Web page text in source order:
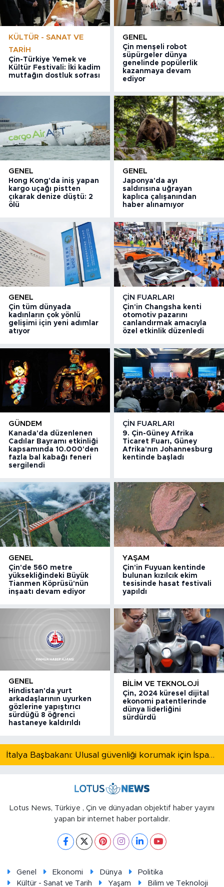
KÜLTÜR - SANAT VE
TARIH
Çin-Türkiye Yemek ve
Kültür Festivali: İki kadim
mutfağın dostluk sofrası
GENEL
Çin menşeli robot
süpürgeler dünya
genelinde popülerlik
kazanmaya devam
ediyor
GENEL
Hong Kong'da iniş yapan
kargo uçağı pistten
çıkarak denize düştü: 2
ölü
GENEL
Japonya'da ayı
saldırısına uğrayan
kaplıca çalışanından
haber alınamıyor
GENEL
Çin tüm dünyada
kadınların çok yönlü
gelişimi için yeni adımlar
atıyor
ÇIN FUARLARI
Çin'in Changsha kenti
otomotiv pazarını
canlandırmak amacıyla
özel etkinlik düzenledi
GÜNDEM
Kanada'da düzenlenen
Cadılar Bayramı etkinliği
kapsamında 10.000'den
fazla bal kabağı feneri
sergilendi
ÇIN FUARLARI
9. Çin-Güney Afrika
Ticaret Fuarı, Güney
Afrika'nın Johannesburg
kentinde başladı
GENEL
Çin'de 560 metre
yüksekliğindeki Büyük
Tianmen Köprüsü'nün
inşaatı devam ediyor
YAŞAM
Çin'in Fuyuan kentinde
bulunan kızılcık ekim
tesisinde hasat festivali
yapıldı
GENEL
Hindistan'da yurt
arkadaşlarının uyurken
gözlerine yapıştırıcı
sürdüğü 8 öğrenci
hastaneye kaldırıldı
BILIM VE TEKNOLOJI
Çin, 2024 küresel dijital
ekonomi patentlerinde
dünya liderliğini
sürdürdü
İtalya Başbakanı: Ulusal güvenliği korumak için İspanya ile Schengen kapsamındaki serbest dolaşımı askıya alıyoruz
Lotus News, Türkiye , Çin ve dünyadan objektif haber yayını
yapan bir internet haber portalıdır.
Genel Ekonomi Dünya
Politika
Kültür - Sanat ve Tarih
Yaşam Bilim ve Teknoloji